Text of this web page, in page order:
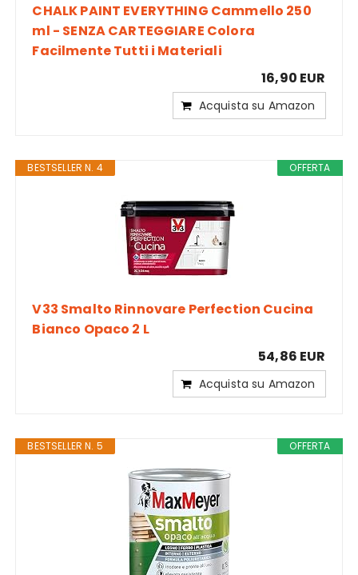
CHALK PAINT EVERYTHING Cammello 250
ml - SENZA CARTEGGIARE Colora
Facilmente Tutti i Materiali
16,90 EUR
Acquista su Amazon
OFFERTA
BESTSELLER N. 4
V33 Smalto Rinnovare Perfection Cucina
Bianco Opaco 2 L
54,86 EUR
Acquista su Amazon
OFFERTA
BESTSELLER N. 5